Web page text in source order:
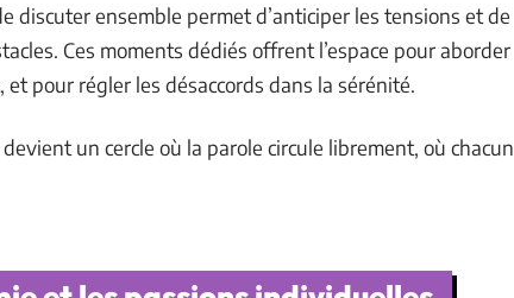
discuter ensemble permet d’anticiper les tensions et de
Ces moments dédiés offrent l’espace pour aborder
pour régler les désaccords dans la sérénité.
un cercle où la parole circule librement, où chacun